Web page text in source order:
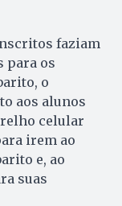
faziam
para os
o
aos alunos
celular
irem ao
e, ao
suas